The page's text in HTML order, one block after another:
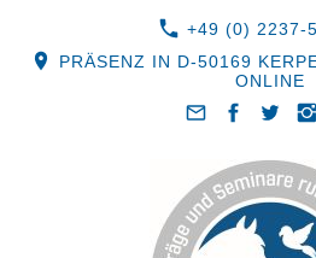
+49 (0) 2237-
PRÄSENZ IN D-50169
ONLINE